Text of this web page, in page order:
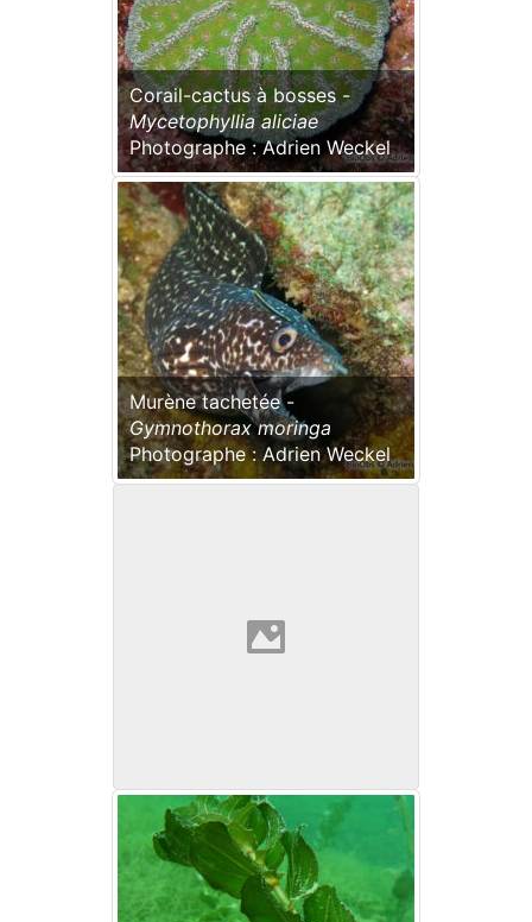
Corail-cactus à bosses -
Mycetophyllia aliciae
Photographe : Adrien Weckel
Murène tachetée -
Gymnothorax moringa
Photographe : Adrien Weckel